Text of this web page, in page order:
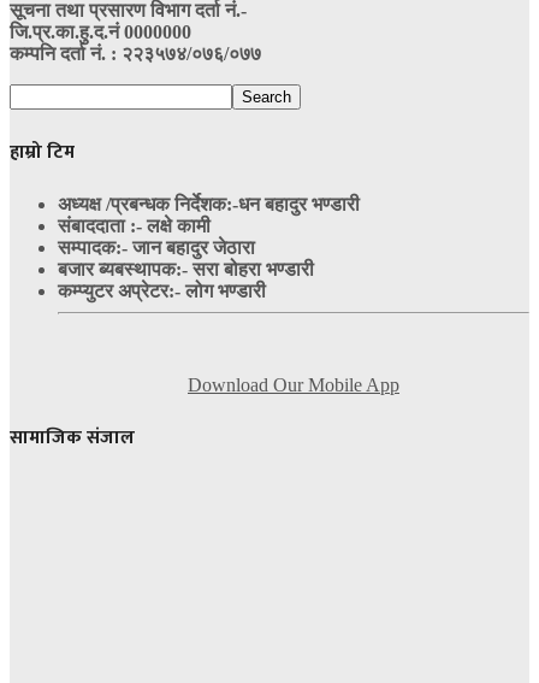
सूचना तथा प्रसारण विभाग दर्ता नं.-
जि.प्र.का.हु.द.नं 0000000
कम्पनि दर्ता नं. : २२३५७४/०७६/०७७
हाम्रो टिम
अध्यक्ष /प्रबन्धक निर्देशक:-धन बहादुर भण्डारी
संबाददाता :- लक्षे कामी
सम्पादक:- जान बहादुर जेठारा
बजार ब्यबस्थापक:- सरा बोहरा भण्डारी
कम्प्युटर अप्रेटर:- लोग भण्डारी
Download Our Mobile App
सामाजिक संजाल